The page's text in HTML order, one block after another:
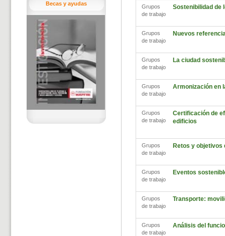
Becas y ayudas
Grupos
de trabajo
Sostenibilidad de
Grupos
de trabajo
Nuevos
Grupos
de trabajo
La ciudad
Grupos
de trabajo
Armonización en
Grupos
de trabajo
Certificación de
edificios
Grupos
de trabajo
Retos y objetivos
Grupos
de trabajo
Eventos
Grupos
de trabajo
Transporte:
Grupos
de trabajo
Análisis del